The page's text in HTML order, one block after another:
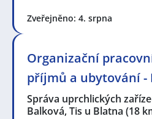
Zveřejněno: 4. srpna
Organizační
příjmů a ubytování -
Správa uprchlických
Balková, Tis u Blatna (18